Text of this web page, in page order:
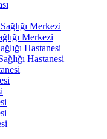
Merkezi
Merkezi
Hastanesi
Hastanesi